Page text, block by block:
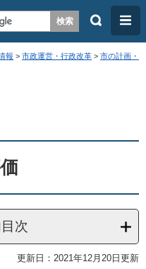
検
メ
ニ
ュ
報 > 市政運営・行政改革 > 市の計画・
次
更新日：2021年12月20日更新